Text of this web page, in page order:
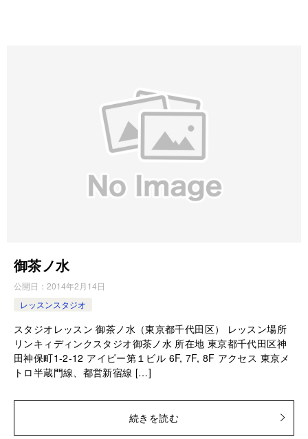
御茶ノ水
公開日： 2014年2月14日
レッスンスタジオ
スタジオレッスン 御茶ノ水（東京都千代田区） レッスン場所
リンキィディンクスタジオ御茶ノ水 所在地 東京都千代田区神
田神保町1-2-12 アイピー第１ビル 6F, 7F, 8F アクセス 東京メ
トロ半蔵門線、都営新宿線 […]
続きを読む